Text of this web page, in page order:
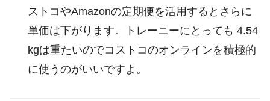
ストコやAmazonの定期便を活用するとさらに
単価は下がります。トレーニーにとっても 4.54
kgは重たいのでコストコのオンラインを積極的
に使うのがいいですよ。